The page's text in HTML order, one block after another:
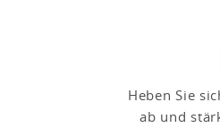
Heben Sie
ab und